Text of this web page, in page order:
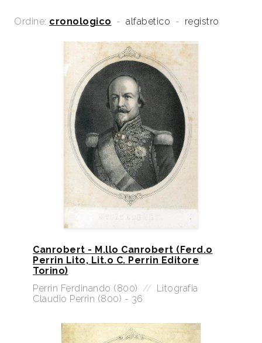
Ordine: cronologico - alfabetico - registro
Canrobert - M.llo Canrobert (Ferd.o
Perrin Lito, Lit.o C. Perrin Editore
Torino)
Perrin Ferdinando (800) // Litografia
Claudio Perrin (800) - 36